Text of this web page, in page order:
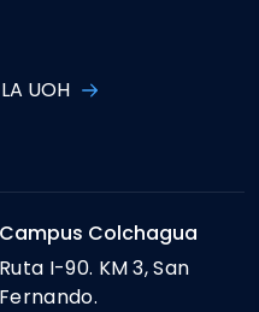
UOH
Campus Colchagua
Ruta I-90. KM 3, San
Fernando.